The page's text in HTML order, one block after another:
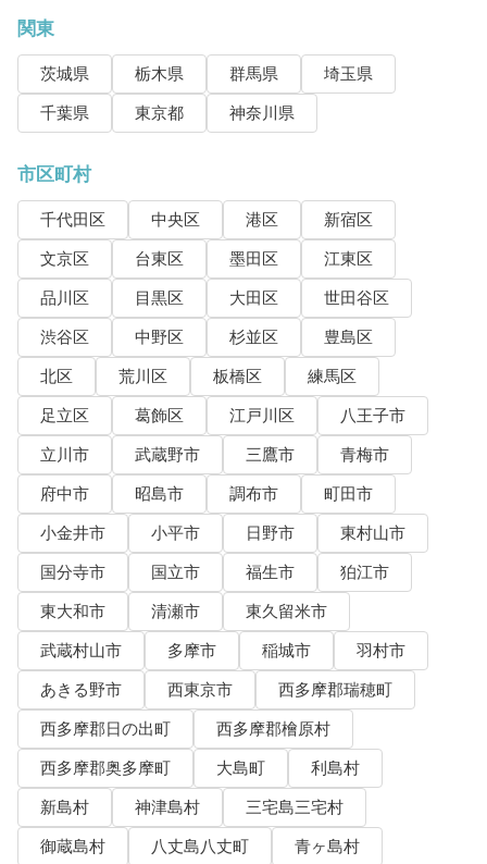
関東
茨城県 栃木県 群馬県
埼玉県
千葉県
東京都 神奈川県
市区町村
千代田区 中央区 港区
新宿区
文京区
台東区 墨田区
江東区
品川区
目黒区 大田区
世田谷区
渋谷区
中野区 杉並区
豊島区
北区
荒川区 板橋区
練馬区
足立区
葛飾区 江戸川区
八王子市
立川市
武蔵野市 三鷹市
青梅市
府中市
昭島市 調布市
町田市
小金井市
小平市 日野市
東村山市
国分寺市
国立市 福生市
狛江市
東大和市
清瀬市
東久留米市
武蔵村山市
多摩市 稲城市
羽村市
あきる野市
西東京市
西多摩郡瑞穂町
西多摩郡日の出町
西多摩郡檜原村
西多摩郡奥多摩町
大島町
利島村
新島村
神津島村
三宅島三宅村
御蔵島村
八丈島八丈町 青ヶ島村